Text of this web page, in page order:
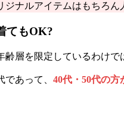
ナルアイテムはもちろ
てもOK?
層を限定しているわけ
であって、 40代・50代の方